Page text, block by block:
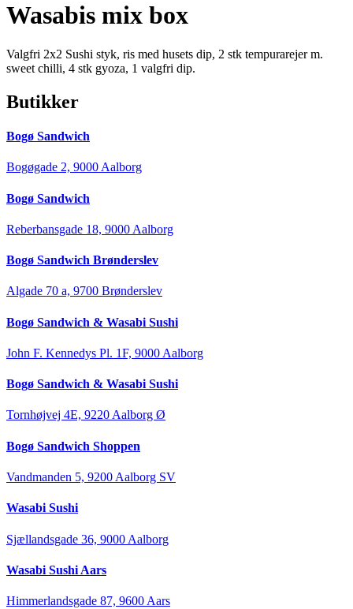
Wasabis mix box
Valgfri 2x2 Sushi styk, ris med husets dip, 2 stk tempurarejer m.
sweet chilli, 4 stk gyoza, 1 valgfri dip.
Butikker
Bogø Sandwich
Bogøgade 2, 9000 Aalborg
Bogø Sandwich
Reberbansgade 18, 9000 Aalborg
Bogø Sandwich Brønderslev
Algade 70 a, 9700 Brønderslev
Bogø Sandwich & Wasabi Sushi
John F. Kennedys Pl. 1F, 9000 Aalborg
Bogø Sandwich & Wasabi Sushi
Tornhøjvej 4E, 9220 Aalborg Ø
Bogø Sandwich Shoppen
Vandmanden 5, 9200 Aalborg SV
Wasabi Sushi
Sjællandsgade 36, 9000 Aalborg
Wasabi Sushi Aars
Himmerlandsgade 87, 9600 Aars